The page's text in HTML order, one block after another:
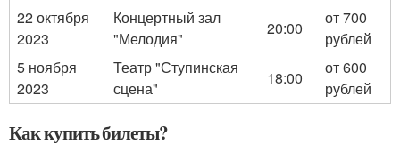
22 октября
2023
Концертный зал
"Мелодия"
20:00
от 700
рублей
5 ноября
2023
Театр "Ступинская
сцена"
18:00
от 600
рублей
Как купить билеты?